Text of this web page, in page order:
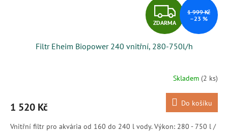
Z
D
A
R
M
A
ZDARMA
1 999 Kč
–23 %
Filtr Eheim Biopower 240 vnitřní, 280-750l/h
Skladem (2 ks)
1 520 Kč Do košíku
Vnitřní filtr pro akvária od 160 do 240 l vody. Výkon: 280 - 750 l /